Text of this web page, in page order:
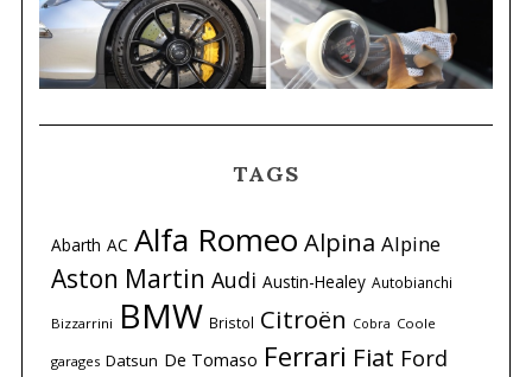
TAGS
Abarth AC Alfa Romeo Alpina Alpine
Aston Martin Audi Austin-Healey Autobianchi
Bizzarrini BMW Bristol Citroën Cobra Coole
garages Datsun De Tomaso Ferrari Fiat Ford